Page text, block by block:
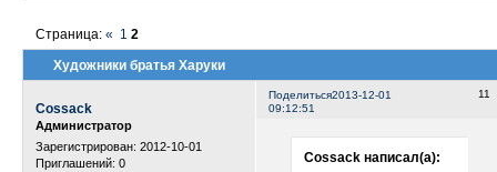
Художники братья Харуки
Страница:« 1 2
Поделиться 11
2013-12-01
09:12:51
Cossack
Администратор
Зарегистрирован: 2012-10-01
Приглашений: 0
Cossack написал(а):